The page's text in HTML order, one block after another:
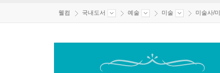
웰컴 국내도서 예술 미술 미술사/